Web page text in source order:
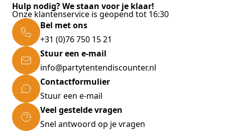
Hulp nodig? We staan voor je klaar!
Onze klantenservice is geopend tot 16:30
Bel met ons
+31 (0)76 750 15 21
Stuur een e-mail
info@partytentendiscounter.nl
Contactformulier
Stuur een e-mail
Veel gestelde vragen
Snel antwoord op je vragen